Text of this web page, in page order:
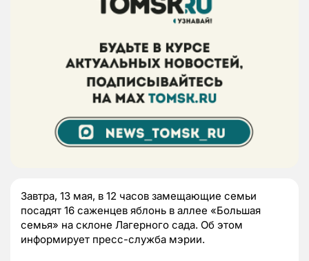
Завтра, 13 мая, в 12 часов замещающие семьи
посадят 16 саженцев яблонь в аллее «Большая
семья» на склоне Лагерного сада. Об этом
информирует пресс-служба мэрии.